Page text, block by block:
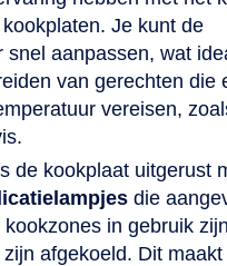
Je kunt de
snel aanpassen, wat
van gerechten die
vereisen,
de kookplaat uitgerust
die
in gebruik
afgekoeld. Dit maakt